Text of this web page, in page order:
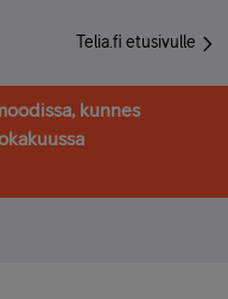
Telia.fi etusivulle
kunnes